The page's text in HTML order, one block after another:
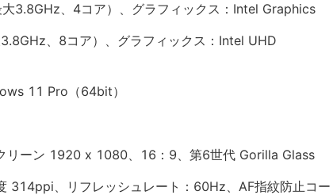
3.8GHz、4コア）、グラフィックス：Intel Graphics
、8コア）、グラフィックス：Intel UHD
11 Pro（64bit）
リーン 1920 x 1080、16：9、第6世代 Gorilla Glass
314ppi、リフレッシュレート：60Hz、AF指紋防止コー